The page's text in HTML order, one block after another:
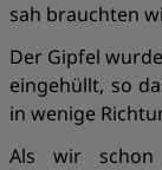
sah brauchten
Der Gipfel
eingehüllt, so
in wenige
Als wir schon